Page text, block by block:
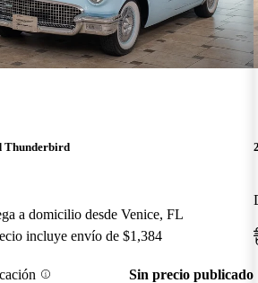
Thunderbird
a domicilio desde Venice, FL
incluye envío de $1,384
Sin precio publicado